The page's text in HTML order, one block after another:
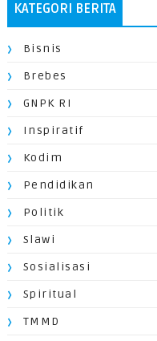
KATEGORI BERITA
Bisnis
Brebes
GNPK RI
Inspiratif
Kodim
Pendidikan
Politik
Slawi
Sosialisasi
Spiritual
TMMD